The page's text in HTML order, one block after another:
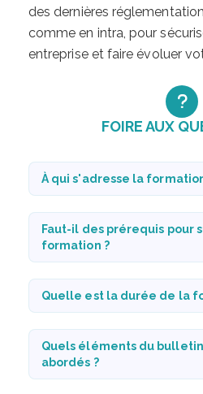
des dernières
comme en intra, pour
entreprise et faire évoluer
FOIRE AUX
À qui s'adresse la
Faut-il des prérequis pour
formation ?
Quelle est la durée de la
Quels éléments du
abordés ?